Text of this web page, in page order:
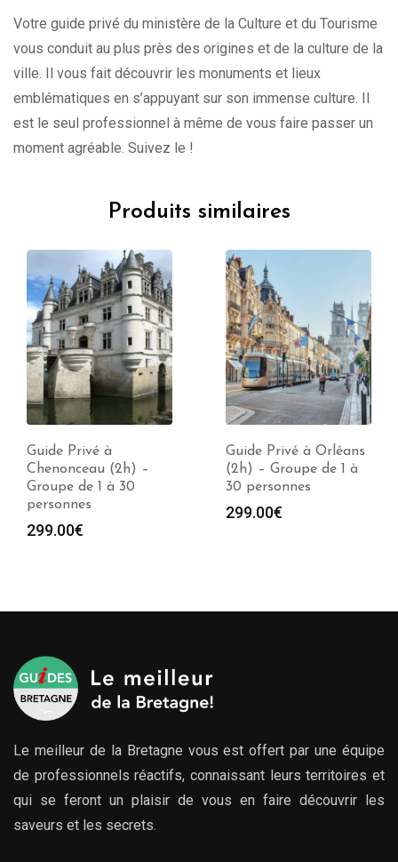
Votre guide privé du ministère de la Culture et du Tourisme
vous conduit au plus près des origines et de la culture de la
ville. Il vous fait découvrir les monuments et lieux
emblématiques en s’appuyant sur son immense culture. Il
est le seul professionnel à même de vous faire passer un
moment agréable. Suivez le !
Produits similaires
Guide Privé à
Chenonceau (2h) –
Groupe de 1 à 30
personnes
299.00€
Guide Privé à Orléans
(2h) – Groupe de 1 à
30 personnes
299.00€
Le meilleur de la Bretagne vous est offert par une équipe
de professionnels réactifs, connaissant leurs territoires et
qui se feront un plaisir de vous en faire découvrir les
saveurs et les secrets.